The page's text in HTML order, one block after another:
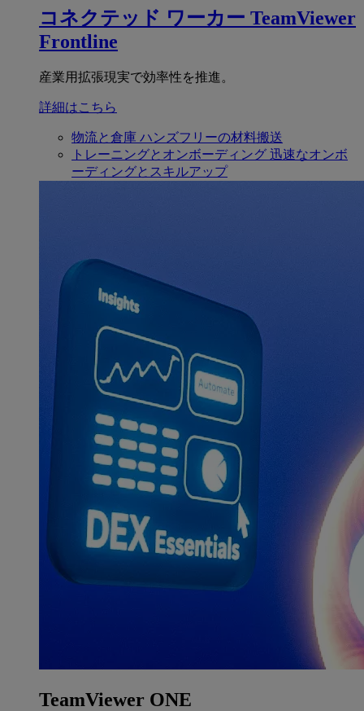
コネクテッド ワーカー TeamViewer
Frontline
産業用拡張現実で効率性を推進。
詳細はこちら
物流と倉庫 ハンズフリーの材料搬送
トレーニングとオンボーディング 迅速なオンボ
ーディングとスキルアップ
TeamViewer ONE